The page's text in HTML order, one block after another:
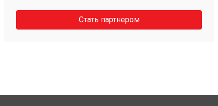
Стать партнером